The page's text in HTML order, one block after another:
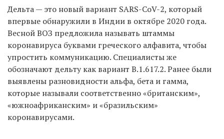
EN
UA
Дельта — это новый вариант SARS-CoV-2, который
впервые обнаружили в Индии в октябре 2020 года.
Весной ВОЗ предложила называть штаммы
коронавируса буквами греческого алфавита, чтобы
упростить коммуникацию. Специалисты же
обозначают дельту как вариант B.1.617.2. Ранее были
выявлены разновидности альфа, бета и гамма,
которые называли соответственно «британским»,
«южноафриканским» и «бразильским»
коронавирусами.